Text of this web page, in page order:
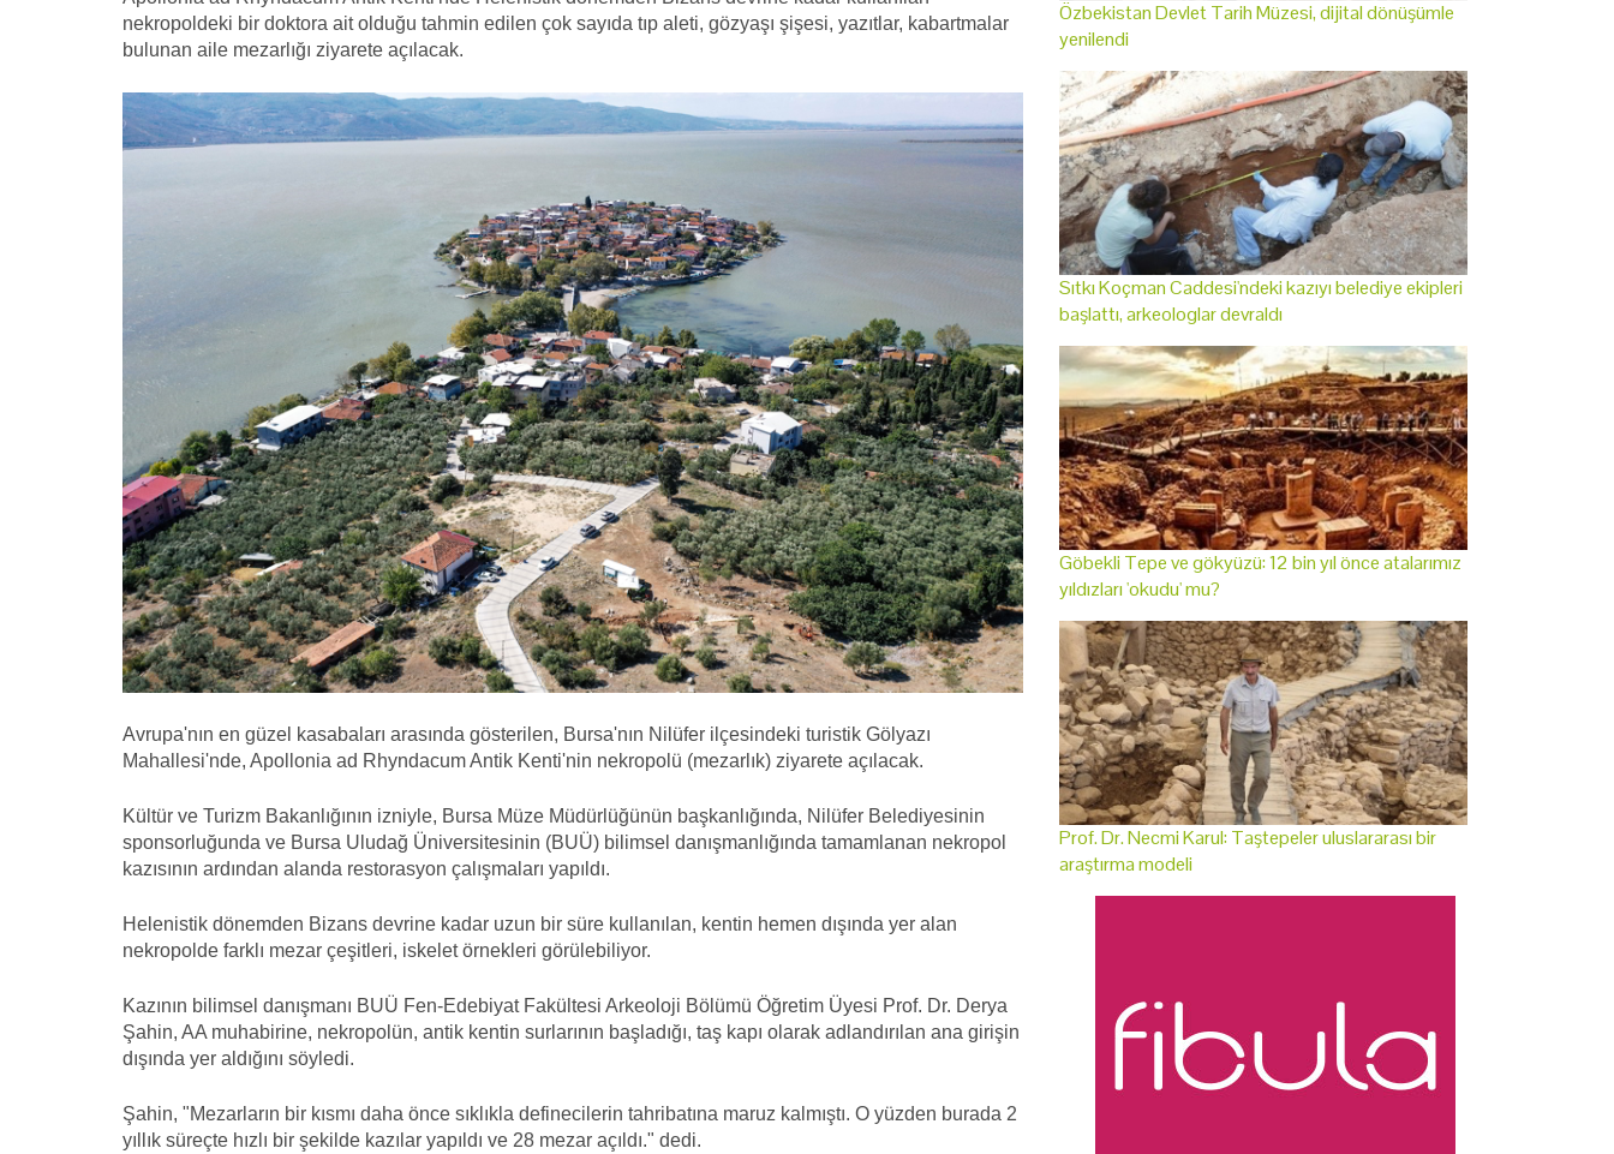
nekropoldeki bir doktora ait olduğu tahmin edilen çok sayıda tıp aleti, gözyaşı şişesi, yazıtlar, kabartmalar
bulunan aile mezarlığı ziyarete açılacak.
Avrupa'nın en güzel kasabaları arasında gösterilen, Bursa'nın Nilüfer ilçesindeki turistik Gölyazı
Mahallesi'nde, Apollonia ad Rhyndacum Antik Kenti'nin nekropolü (mezarlık) ziyarete açılacak.
Kültür ve Turizm Bakanlığının izniyle, Bursa Müze Müdürlüğünün başkanlığında, Nilüfer Belediyesinin
sponsorluğunda ve Bursa Uludağ Üniversitesinin (BUÜ) bilimsel danışmanlığında tamamlanan nekropol
kazısının ardından alanda restorasyon çalışmaları yapıldı.
Helenistik dönemden Bizans devrine kadar uzun bir süre kullanılan, kentin hemen dışında yer alan
nekropolde farklı mezar çeşitleri, iskelet örnekleri görülebiliyor.
Kazının bilimsel danışmanı BUÜ Fen-Edebiyat Fakültesi Arkeoloji Bölümü Öğretim Üyesi Prof. Dr. Derya
Şahin, AA muhabirine, nekropolün, antik kentin surlarının başladığı, taş kapı olarak adlandırılan ana girişin
dışında yer aldığını söyledi.
Şahin, "Mezarların bir kısmı daha önce sıklıkla definecilerin tahribatına maruz kalmıştı. O yüzden burada 2
yıllık süreçte hızlı bir şekilde kazılar yapıldı ve 28 mezar açıldı." dedi.
Özbekistan Devlet Tarih Müzesi, dijital dönüşümle
yenilendi
Sıtkı Koçman Caddesi'ndeki kazıyı belediye ekipleri
başlattı, arkeologlar devraldı
Göbekli Tepe ve gökyüzü: 12 bin yıl önce atalarımız
yıldızları 'okudu' mu?
Prof. Dr. Necmi Karul: Taştepeler uluslararası bir
araştırma modeli